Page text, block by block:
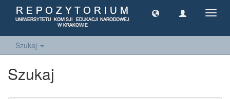
Szukaj
Szukaj